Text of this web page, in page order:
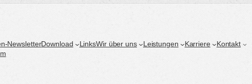
NewsletterDownload LinksWir über uns Leistungen Karriere
Kontakt